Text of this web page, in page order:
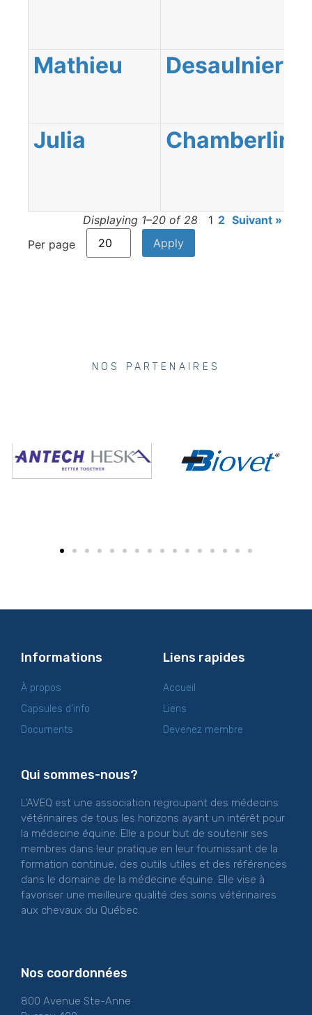
Mathieu Desaulniers
Julia Chamberlin
Displaying 1–20 of 28 1 2 Suivant »
Per page
NOS PARTENAIRES
Informations
À propos
Capsules d’info
Documents
Liens rapides
Accueil
Liens
Devenez membre
Qui sommes-nous?
L’AVEQ est une association regroupant des médecins
vétérinaires de tous les horizons ayant un intérêt pour
la médecine équine. Elle a pour but de soutenir ses
membres dans leur pratique en leur fournissant de la
formation continue, des outils utiles et des références
dans le domaine de la médecine équine. Elle vise à
favoriser une meilleure qualité des soins vétérinaires
aux chevaux du Québec.
Nos coordonnées
800 Avenue Ste-Anne